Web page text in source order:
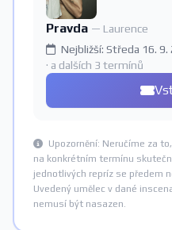
Pravda — Laurence
Nejbližší: Středa 16. 9.
· a dalších 3 termínů
Upozornění: Neručíme za
na konkrétním termínu
jednotlivých repríz se předem
Uvedený umělec v dané
nemusí být nasazen.